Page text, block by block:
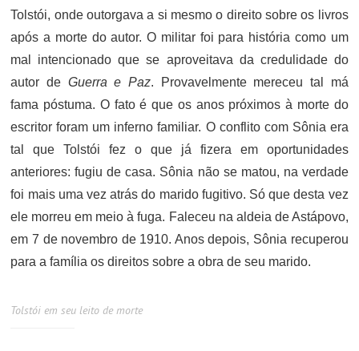
Tolstói, onde outorgava a si mesmo o direito sobre os livros
após a morte do autor. O militar foi para história como um
mal intencionado que se aproveitava da credulidade do
autor de Guerra e Paz. Provavelmente mereceu tal má
fama póstuma. O fato é que os anos próximos à morte do
escritor foram um inferno familiar. O conflito com Sônia era
tal que Tolstói fez o que já fizera em oportunidades
anteriores: fugiu de casa. Sônia não se matou, na verdade
foi mais uma vez atrás do marido fugitivo. Só que desta vez
ele morreu em meio à fuga. Faleceu na aldeia de Astápovo,
em 7 de novembro de 1910. Anos depois, Sônia recuperou
para a família os direitos sobre a obra de seu marido.
Tolstói em seu leito de morte